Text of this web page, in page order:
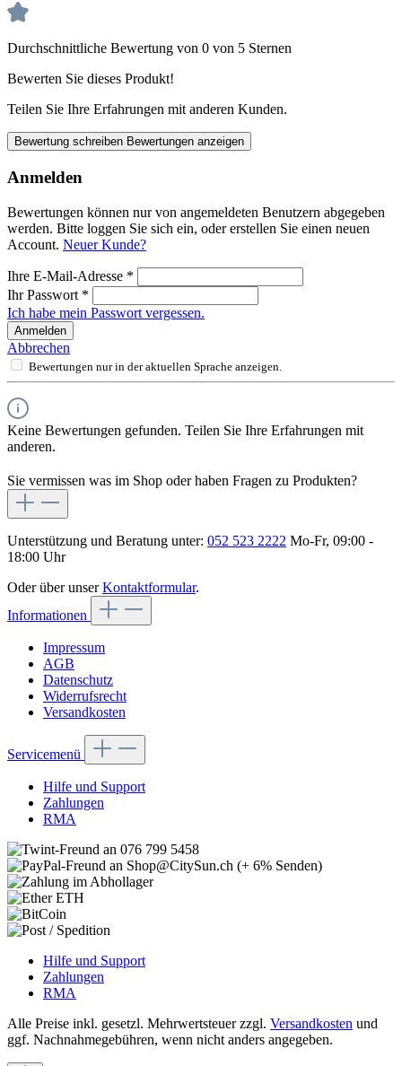
Durchschnittliche Bewertung von 0 von 5 Sternen
Bewerten Sie dieses Produkt!
Teilen Sie Ihre Erfahrungen mit anderen Kunden.
Bewertung schreiben Bewertungen anzeigen
Anmelden
Bewertungen können nur von angemeldeten Benutzern abgegeben
werden. Bitte loggen Sie sich ein, oder erstellen Sie einen neuen
Account. Neuer Kunde?
Ihre E-Mail-Adresse *
Ihr Passwort *
Ich habe mein Passwort vergessen.
Anmelden
Abbrechen
Bewertungen nur in der aktuellen Sprache anzeigen.
Keine Bewertungen gefunden. Teilen Sie Ihre Erfahrungen mit
anderen.
Sie vermissen was im Shop oder haben Fragen zu Produkten?
Unterstützung und Beratung unter: 052 523 2222 Mo-Fr, 09:00 -
18:00 Uhr
Oder über unserKontaktformular.
Informationen
Impressum
AGB
Datenschutz
Widerrufsrecht
Versandkosten
Servicemenü
Hilfe und Support
Zahlungen
RMA
Hilfe und Support
Zahlungen
RMA
Alle Preise inkl. gesetzl. Mehrwertsteuer zzgl. Versandkosten und
ggf. Nachnahmegebühren, wenn nicht anders angegeben.